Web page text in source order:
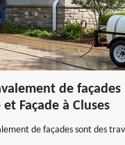
de façades
Façade à Cluses
de façades sont des